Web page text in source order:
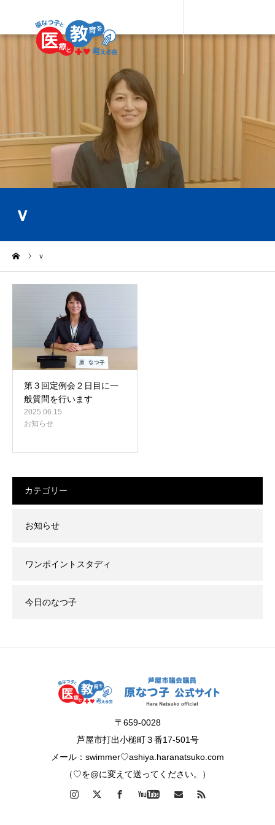
ｖ
ｖ
第３回定例会２日目に一
般質問を行います
2025.06.15
お知らせ
カテゴリー
お知らせ
ワンポイントスタディ
今日のなつ子
〒659-0028
芦屋市打出小槌町３番17-501号
メール：swimmer♡ashiya.haranatsuko.com
（♡を@に変えて送ってください。）